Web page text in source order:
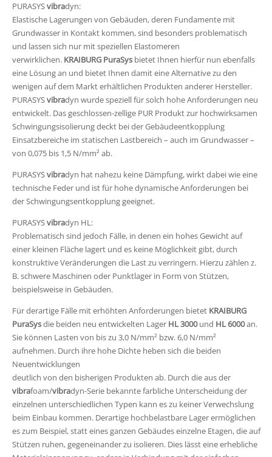
PURASYSvibradyn:
Elastische Lagerungen von Gebäuden, deren Fundamente mit
Grundwasser in Kontakt kommen, sind besonders problematisch
und lassen sich nur mit speziellen Elastomeren
verwirklichen. KRAIBURG PuraSysbietet Ihnen hierfür nun ebenfalls
eine Lösung an und bietet Ihnen damit eine Alternative zu den
wenigen auf dem Markt erhältlichen Produkten anderer Hersteller.
PURASYSvibradyn wurde speziell für solch hohe Anforderungen neu
entwickelt. Das geschlossen-zellige PUR Produkt zur hochwirksamen
Schwingungsisolierung deckt bei der Gebäudeentkopplung
Einsatzbereiche im statischen Lastbereich – auch im Grundwasser –
von 0,075 bis 1,5 N/mm² ab.
PURASYSvibradyn hat nahezu keine Dämpfung, wirkt dabei wie eine
technische Feder und ist für hohe dynamische Anforderungen bei
der Schwingungsentkopplung geeignet.
PURASYSvibradyn HL:
Problematisch sind jedoch Fälle, in denen ein hohes Gewicht auf
einer kleinen Fläche lagert und es keine Möglichkeit gibt, durch
konstruktive Veränderungen die Last zu verringern. Hierzu zählen z.
B. schwere Maschinen oder Punktlager in Form von Stützen,
beispielsweise in Gebäuden.
Für derartige Fälle mit erhöhten Anforderungen bietet KRAIBURG
PuraSysdie beiden neu entwickelten Lager HL 3000und HL 6000an.
Sie können Lasten von bis zu 3,0 N/mm² bzw. 6,0 N/mm²
aufnehmen. Durch ihre hohe Dichte heben sich die beiden
Neuentwicklungen
deutlich von den bisherigen Produkten ab. Durch die aus der
vibrafoam/vibradyn-Serie bekannte farbliche Unterscheidung der
einzelnen unterschiedlichen Typen kann es zu keiner Verwechslung
beim Einbau kommen. Derartige hochbelastbare Lager ermöglichen
es zum Beispiel, statt eines ganzen Gebäudes einzelne Etagen, die auf
Stützen ruhen, gegeneinander zu isolieren. Dies lässt eine erhebliche